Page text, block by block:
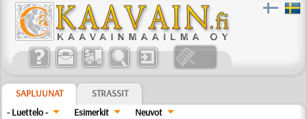
SAPLUUNAT
STRASSIT
- Luettelo -
Esimerkit Neuvot